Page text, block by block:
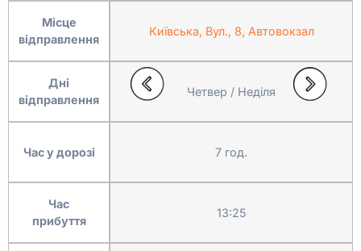
Місце
відправлення
Дні
відправлення
Час у дорозі
Час
прибуття
Київська, Вул., 8, Автовокзал
Четвер / Неділя
7 год.
13:25